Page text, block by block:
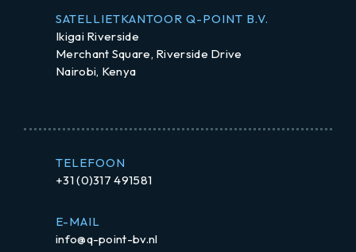
SATELLIETKANTOOR Q-POINT B.V.
Ikigai Riverside
Merchant Square, Riverside Drive
Nairobi, Kenya
TELEFOON
+31 (0)317 491581
E-MAIL
info@q-point-bv.nl